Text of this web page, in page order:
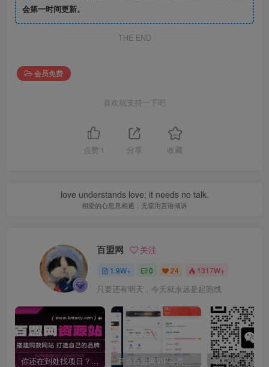
会第一时间更新。
THE END
会员免费
喜欢就支持一下吧
点赞 1 分享 收藏
love understands love; it needs no talk.
相爱的心息息相通，无需用言语倾诉
百盟网 关注
1.9W+ 0 24 1317W+
只要还有明天，今天就永远是起跑线
你还在到处找项目？还在当韭菜？我靠卖项目一个月收入5万+，曾经我也是个失败者。 开通百盟网VIP会员，尊享全站资源免费下载，享70%的推广提成！！【限时五折优惠】